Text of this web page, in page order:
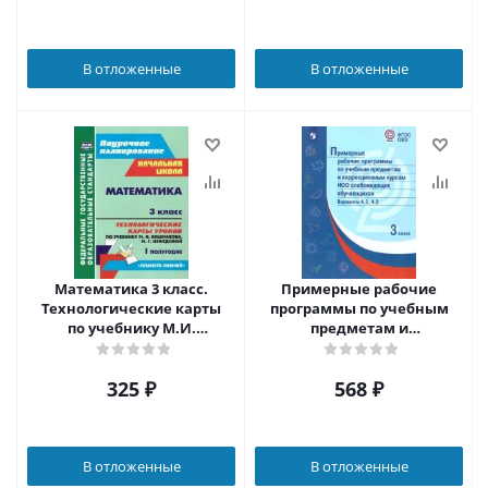
В отложенные В отложенные
Математика 3 класс.
Технологические карты
по учебнику М.И.
Башмакова, М. Г.
"Планета знаний" 1
325 ₽
В отложенные
Примерные рабочие
программы по учебным
предметам и
коррекционным курсам
обучающихся 2 класс.
568 ₽
В отложенные